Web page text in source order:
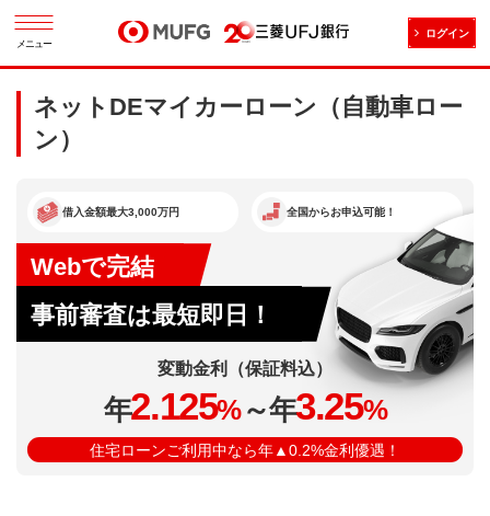
メニュー
ログイン
ネットDEマイカーローン（自動車ロー
ン）
借入金額最大3,000万円 全国からお申込可能！
Webで完結
事前審査は最短即日！
変動金利 （保証料込）
年2.125%～年3.25%
住宅ローンご利用中なら年▲0.2%金利優遇！